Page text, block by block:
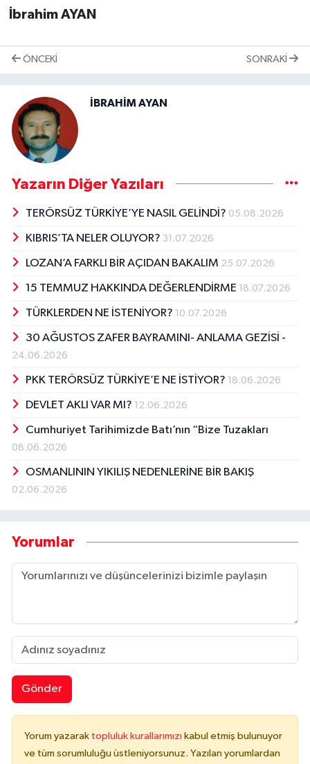
İbrahim AYAN
ÖNCEKI SONRAKI
İBRAHİM AYAN
Yazarın Diğer Yazıları
TERÖRSÜZ TÜRKİYE’YE NASIL GELİNDİ? 05.08.2026
KIBRIS’TA NELER OLUYOR? 31.07.2026
LOZAN’A FARKLI BİR AÇIDAN BAKALIM 25.07.2026
15 TEMMUZ HAKKINDA DEĞERLENDİRME 18.07.2026
TÜRKLERDEN NE İSTENİYOR? 10.07.2026
30 AĞUSTOS ZAFER BAYRAMINI- ANLAMA GEZİSİ -
24.06.2026
PKK TERÖRSÜZ TÜRKİYE’E NE İSTİYOR? 18.06.2026
DEVLET AKLI VAR MI? 12.06.2026
Cumhuriyet Tarihimizde Batı’nın “Bize Tuzakları
08.06.2026
OSMANLININ YIKILIŞ NEDENLERİNE BİR BAKIŞ
02.06.2026
Yorumlar
Gönder
Yorum yazarak topluluk kurallarımızı kabul etmiş bulunuyor
ve tüm sorumluluğu üstleniyorsunuz. Yazılan yorumlardan